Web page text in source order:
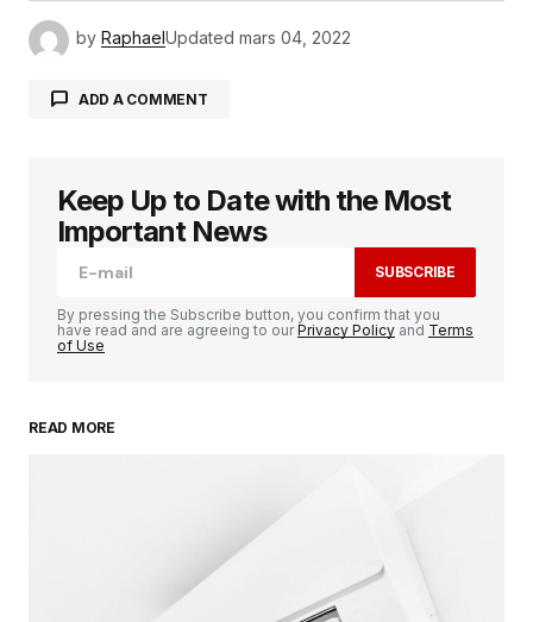
by RaphaelUpdated mars 04, 2022
ADD A COMMENT
Votre adresse e-mail ne sera pas publiée. Les
champs obligatoires sont indiqués avec
Your Name
Enregistrer mon nom, mon e-mail et mon
site dans le navigateur pour mon prochain
commentaire.
Keep Up to Date with the Most
Important News
SUBSCRIBE
By pressing the Subscribe button, you confirm that you
have read and are agreeing to ourPrivacy Policy and Terms
of Use
READ MORE